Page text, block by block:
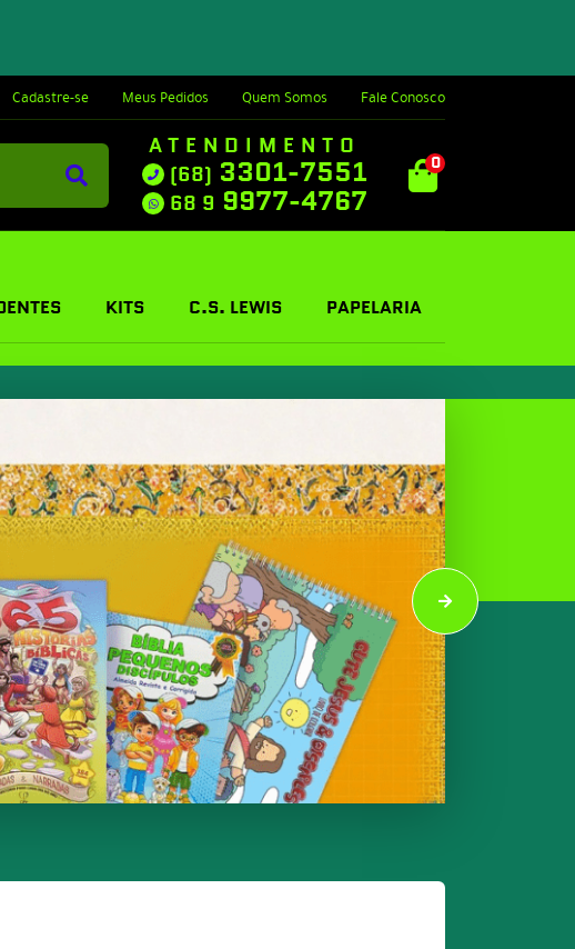
Cadastre-se Meus Pedidos Quem Somos Fale Conosco
ATENDIMENTO
(68) 3301-7551
68 9 9977-4767
0
KITS C.S. LEWIS PAPELARIA